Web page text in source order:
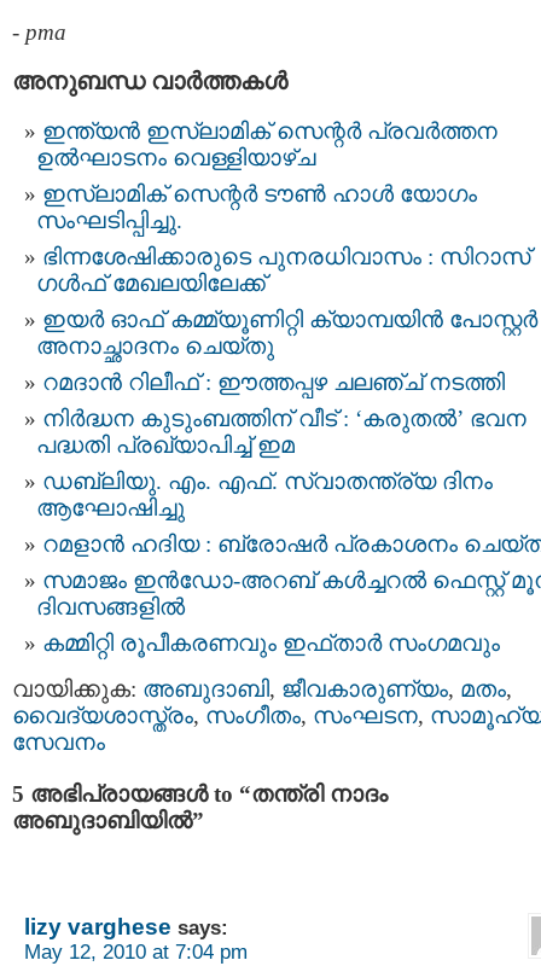
- pma
അനുബന്ധ വാര്‍ത്തകള്‍
ഇന്ത്യൻ ഇസ്‌ലാമിക് സെന്റർ പ്രവർത്തന
ഉല്‍ഘാടനം വെള്ളിയാഴ്ച
ഇസ്‌ലാമിക് സെന്റർ ടൗൺ ഹാൾ യോഗം
സംഘടിപ്പിച്ചു.
ഭിന്നശേഷിക്കാരുടെ പുനരധിവാസം : സിറാസ്
ഗൾഫ് മേഖലയിലേക്ക്
ഇയർ ഓഫ് കമ്മ്യൂണിറ്റി ക്യാമ്പയിൻ പോസ്റ്റർ
അനാച്ഛാദനം ചെയ്തു
റമദാൻ റിലീഫ് : ഈത്തപ്പഴ ചലഞ്ച് നടത്തി
നിർദ്ധന കുടുംബത്തിന് വീട് : ‘കരുതൽ’ ഭവന
പദ്ധതി പ്രഖ്യാപിച്ച് ഇമ
ഡബ്ലിയു. എം. എഫ്. സ്വാതന്ത്ര്യ ദിനം
ആഘോഷിച്ചു
റമളാൻ ഹദിയ : ബ്രോഷർ പ്രകാശനം
സമാജം ഇന്‍ഡോ-അറബ് കൾച്ചറൽ ഫെസ്റ്റ്
ദിവസങ്ങളിൽ
കമ്മിറ്റി രൂപീകരണവും ഇഫ്താർ സംഗമവും
വായിക്കുക: അബുദാബി, ജീവകാരുണ്യം, മതം,
വൈദ്യശാസ്ത്രം, സംഗീതം, സംഘടന,
സേവനം
5 അഭിപ്രായങ്ങള്‍ to “തന്ത്രി നാദം
അബുദാബിയില്‍”
lizy varghese says:
May 12, 2010 at 7:04 pm